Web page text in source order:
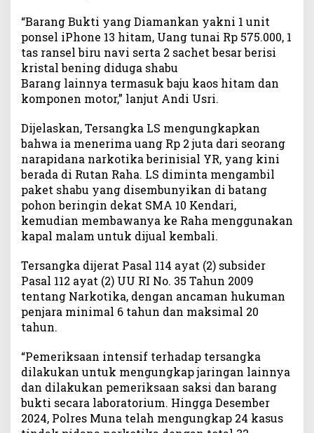
0
4
r
a
m
S
b
u
“Barang Bukti yang Diamankan yakni 1 unit
ponsel iPhone 13 hitam, Uang tunai Rp 575.000, 1
tas ransel biru navi serta 2 sachet besar berisi
kristal bening diduga shabu
Barang lainnya termasuk baju kaos hitam dan
komponen motor,” lanjut Andi Usri.
Dijelaskan, Tersangka LS mengungkapkan
bahwa ia menerima uang Rp 2 juta dari seorang
narapidana narkotika berinisial YR, yang kini
berada di Rutan Raha. LS diminta mengambil
paket shabu yang disembunyikan di batang
pohon beringin dekat SMA 10 Kendari,
kemudian membawanya ke Raha menggunakan
kapal malam untuk dijual kembali.
Tersangka dijerat Pasal 114 ayat (2) subsider
Pasal 112 ayat (2) UU RI No. 35 Tahun 2009
tentang Narkotika, dengan ancaman hukuman
penjara minimal 6 tahun dan maksimal 20
tahun.
“Pemeriksaan intensif terhadap tersangka
dilakukan untuk mengungkap jaringan lainnya
dan dilakukan pemeriksaan saksi dan barang
bukti secara laboratorium. Hingga Desember
2024, Polres Muna telah mengungkap 24 kasus